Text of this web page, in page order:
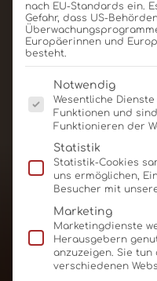
Schoko-
Produkt
nach EU-Standards ein.
Gefahr, dass US-
Europäerinnen und
besteht.
Es folgt eine Liste
Notwendig
Wesentliche
Funktionen und
Funktionieren der
Statistik
Statistik-Cookies
uns ermöglichen,
Besucher mit
Marketing
Marketingdienste
Herausgebern
anzuzeigen. Sie
verschiedenen